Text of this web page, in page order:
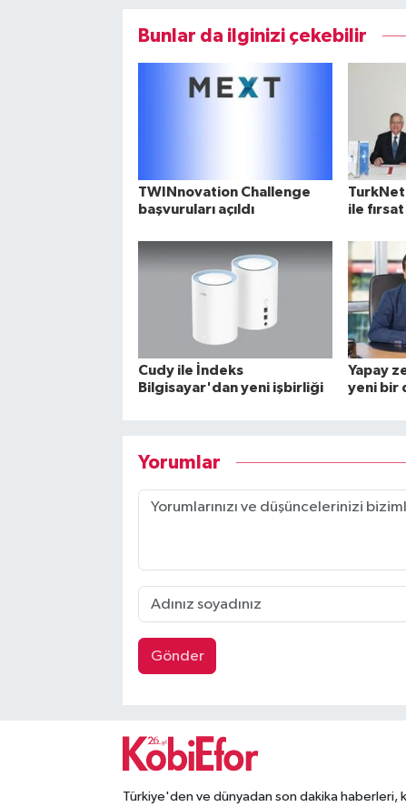
Bunlar da ilginizi çekebilir
TWINnovation Challenge
başvuruları açıldı
ile
Cudy ile İndeks
Bilgisayar'dan yeni işbirliği
Yapay
yeni bir
Yorumlar
Gönder
Türkiye'den ve dünyadan son dakika haberleri,